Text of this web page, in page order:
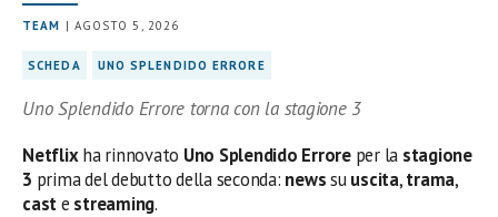
TEAM | AGOSTO 5, 2026
SCHEDA UNO SPLENDIDO ERRORE
Uno Splendido Errore torna con la stagione 3
Netflixha rinnovato Uno Splendido Erroreper la stagione
3 prima del debutto della seconda: newssuuscita,trama,
caste streaming.